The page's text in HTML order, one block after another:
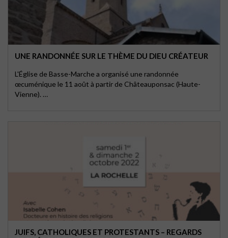
UNE RANDONNÉE SUR LE THÈME DU DIEU CRÉATEUR
L'Église de Basse-Marche a organisé une randonnée
œcuménique le 11 août à partir de Châteauponsac (Haute-
Vienne). …
JUIFS, CATHOLIQUES ET PROTESTANTS – REGARDS